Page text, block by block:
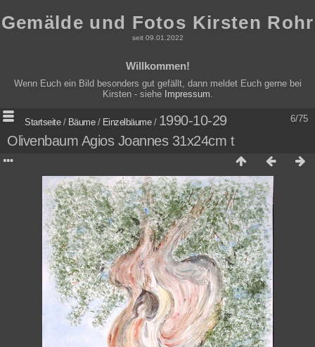
Gemälde und Fotos Kirsten Rohr
seit 09.01.2022
Willkommen!
Wenn Euch ein Bild besonders gut gefällt, dann meldet Euch gerne bei
Kirsten - siehe Impressum
6/75
Startseite/ Bäume/ Einzelbäume/ 1990-10-29
Olivenbaum Agios Joannes 31x24cm t